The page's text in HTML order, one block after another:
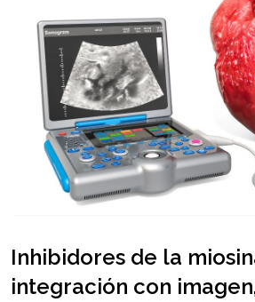
Inhibidores de la
integración con